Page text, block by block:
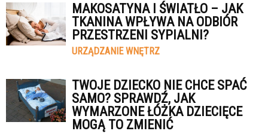
MAKOSATYNA I ŚWIATŁO – JAK
TKANINA WPŁYWA NA ODBIÓR
PRZESTRZENI SYPIALNI?
URZĄDZANIE WNĘTRZ
TWOJE DZIECKO NIE CHCE SPAĆ
SAMO? SPRAWDŹ, JAK
WYMARZONE ŁÓŻKA DZIECIĘCE
MOGĄ TO ZMIENIĆ